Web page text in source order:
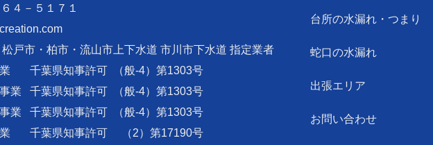
４－５１７１
戸市・柏市・流山市上下水道 市川市下水道 指定業者
千葉県知事許可
（般-4）第1303号
業
千葉県知事許可
（般-4）第1303号
業
千葉県知事許可
（般-4）第1303号
千葉県知事許可 （2）第17190号
台所の水漏れ・つまり
蛇口の水漏れ
出張エリア
お問い合わせ